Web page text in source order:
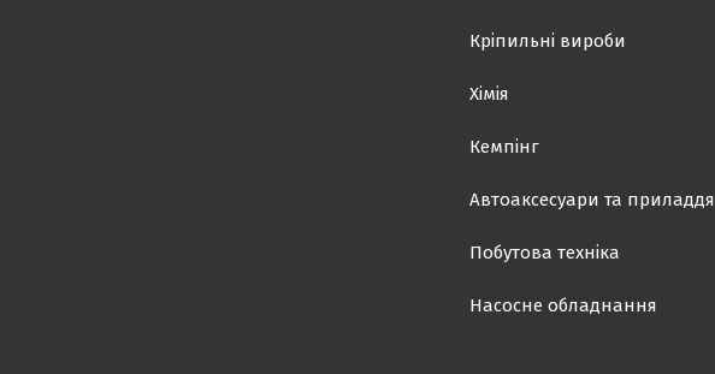
Кріпильні вироби
Хімія
Кемпінг
Автоаксесуари та приладдя
Побутова техніка
Насосне обладнання